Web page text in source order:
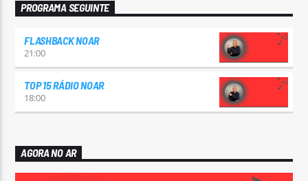
PROGRAMA SEGUINTE
FLASHBACK NOAR
21:00
TOP 15 RÁDIO NOAR
18:00
AGORA NO AR